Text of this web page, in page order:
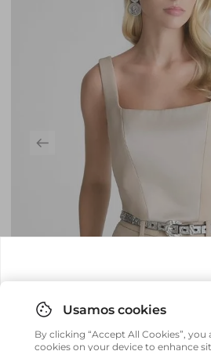
em sua casa, não importa onde
By clicking “Accept All Cookies”,
cookies on your device to enhance